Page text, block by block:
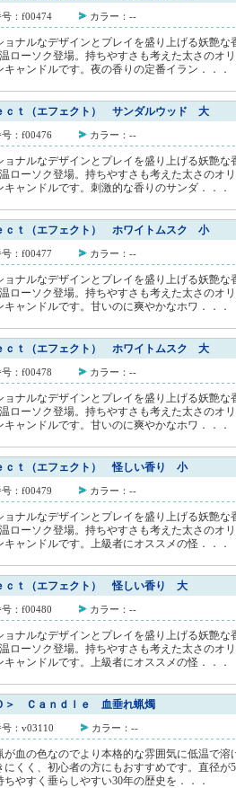
号：f00474 カラー：--
ョナルなデザインとプレイを盛り上げる妖艶な
ローソク登場。持ちやすさも考えた太さのオ
キャンドルです。夜の香りの定番イラン．．．
ｃｔ（エフェクト） サンダルウッド 大
号：f00476 カラー：--
ョナルなデザインとプレイを盛り上げる妖艶な
ローソク登場。持ちやすさも考えた太さのオ
キャンドルです。刺激的な香りのサンダ．．．
ｃｔ（エフェクト） ホワイトムスク 小
号：f00477 カラー：--
ョナルなデザインとプレイを盛り上げる妖艶な
ローソク登場。持ちやすさも考えた太さのオ
キャンドルです。甘いのに爽やかなホワ．．．
ｃｔ（エフェクト） ホワイトムスク 大
：f00478 カラー：--
ョナルなデザインとプレイを盛り上げる妖艶な
ローソク登場。持ちやすさも考えた太さのオ
キャンドルです。甘いのに爽やかなホワ．．．
ｃｔ（エフェクト） 怪しい香り 小
：f00479 カラー：--
ョナルなデザインとプレイを盛り上げる妖艶な
ローソク登場。持ちやすさも考えた太さのオ
キャンドルです。上級者にオススメの怪．．．
ｃｔ（エフェクト） 怪しい香り 大
：f00480 カラー：--
ョナルなデザインとプレイを盛り上げる妖艶な
ローソク登場。持ちやすさも考えた太さのオ
キャンドルです。上級者にオススメの怪．．．
＞ Ｃａｎｄｌｅ 血垂れ蝋燭
：v03110 カラー：--
が血の色なのでより本格的な雰囲気に低温で溶
にくく、初心者の方にもおすすめです。直径が
ちやすく垂らしやすい30年の歴史を．．．